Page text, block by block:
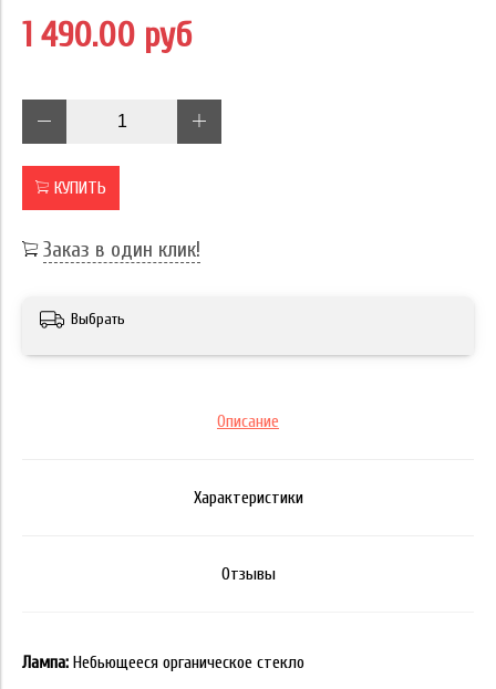
1 490.00 руб
КУПИТЬ
Заказ в один клик!
Выбрать
Описание
Характеристики
Отзывы
Лампа: Небьющееся органическое стекло